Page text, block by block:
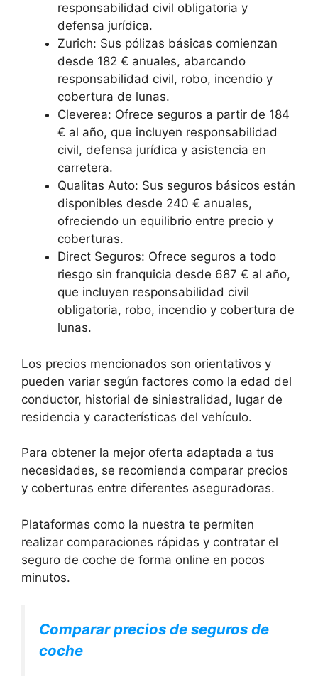
responsabilidad civil obligatoria y
defensa jurídica.
Zurich: Sus pólizas básicas comienzan
desde 182 € anuales, abarcando
responsabilidad civil, robo, incendio y
cobertura de lunas.
Cleverea: Ofrece seguros a partir de 184
€ al año, que incluyen responsabilidad
civil, defensa jurídica y asistencia en
carretera.
Qualitas Auto: Sus seguros básicos están
disponibles desde 240 € anuales,
ofreciendo un equilibrio entre precio y
coberturas.
Direct Seguros: Ofrece seguros a todo
riesgo sin franquicia desde 687 € al año,
que incluyen responsabilidad civil
obligatoria, robo, incendio y cobertura de
lunas.
Los precios mencionados son orientativos y
pueden variar según factores como la edad del
conductor, historial de siniestralidad, lugar de
residencia y características del vehículo.
Para obtener la mejor oferta adaptada a tus
necesidades, se recomienda comparar precios
y coberturas entre diferentes aseguradoras.
Plataformas como la nuestra te permiten
realizar comparaciones rápidas y contratar el
seguro de coche de forma online en pocos
minutos.
Comparar precios de seguros de
coche